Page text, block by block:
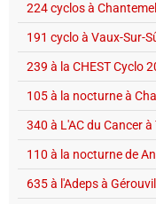
224 cyclos à
191 cyclo à Vaux-Sur-
239 à la CHEST Cyclo
105 à la nocturne à
340 à L'AC du Cancer
110 à la nocturne de
635 à l'Adeps à